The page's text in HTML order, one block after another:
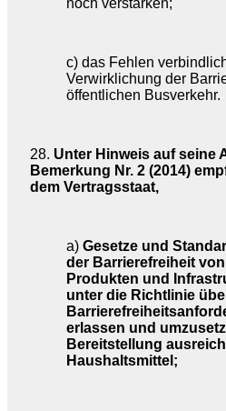
noch verstärken;
c) das Fehlen
Verwirklichung der
öffentlichen Busverkehr.
28. Unter Hinweis auf seine
Bemerkung Nr. 2 (2014)
dem Vertragsstaat,
a) Gesetze und
der Barrierefreiheit
Produkten und
unter die Richtlinie
erlassen und
Bereitstellung
Haushaltsmittel;